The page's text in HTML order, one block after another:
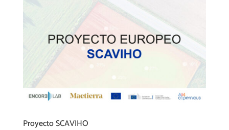
Proyecto SCAVIHO